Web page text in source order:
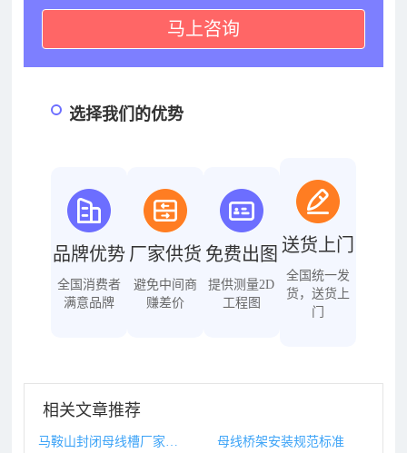
马上咨询
选择我们的优势
品牌优势
全国消费者
满意品牌
厂家供货
避免中间商
赚差价
免费出图
提供测量2D
工程图
送货上门
全国统一发
货，送货上
门
相关文章推荐
母线桥架安装规范标准